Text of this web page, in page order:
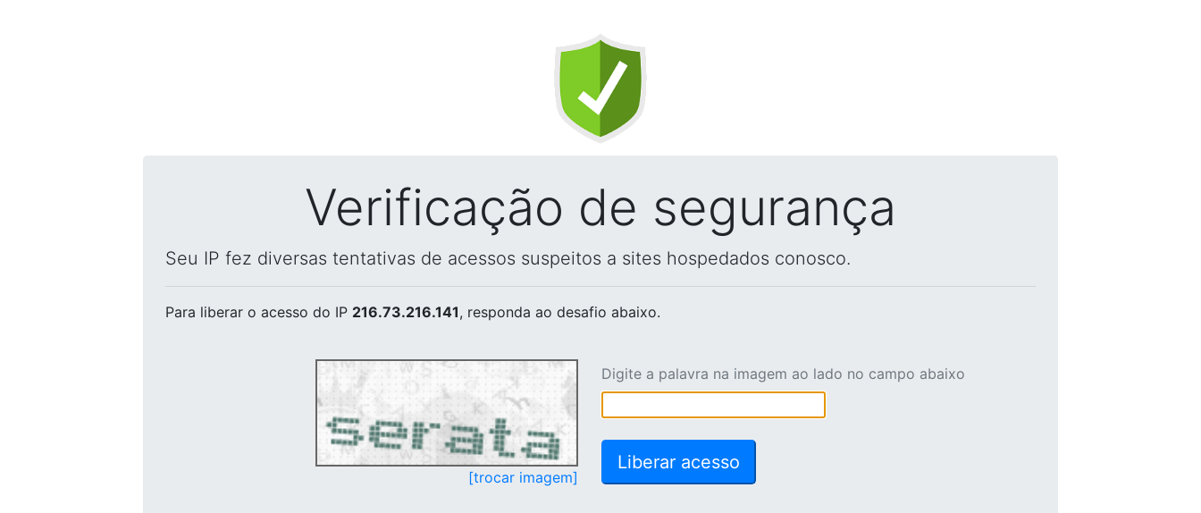
Verificação de segurança
Seu IP fez diversas tentativas de acessos suspeitos a sites hospedados conosco.
Para liberar o acesso do IP 216.73.216.141, responda ao desafio abaixo.
[trocar imagem]
Digite a palavra na imagem ao lado no campo abaixo